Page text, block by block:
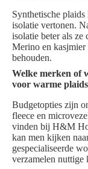
Synthetische
isolatie vertonen.
isolatie beter als ze
Merino en kasjmier
behouden.
Welke merken of
voor warme
Budgetopties zijn
fleece en
vinden bij H&M
kan men kijken
gespecialiseerde
verzamelen nuttige